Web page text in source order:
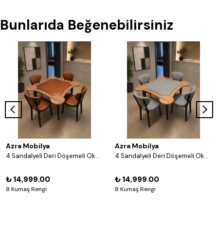
Bunlarıda Beğenebilirsiniz
Azra Mobilya
4 Sandalyeli Deri Döşemeli Okey Masası Takımı – 8 Renk Seçenekli Ahşap Masa ve Sandalye Seti - Acı Kahve
₺ 14,999.00
8 Kumaş Rengi
Azra Mobilya
4 Sandalyeli Deri Döşemeli Okey Masası Takımı – 8 Renk Seçenekli Ahşap Masa ve Sandalye Seti - Gri
₺ 14,999.00
8 Kumaş Rengi